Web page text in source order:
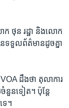
ក​ ថុន រដ្ឋា ​និង​លោក
ន​ទទួល​ព័ត៌មាន​ដូច​គ្នា​
VOA ​ដឹង​ថា​ តុលាការ​
នួន​ទៀត។ ប៉ុន្តែ​
េ។